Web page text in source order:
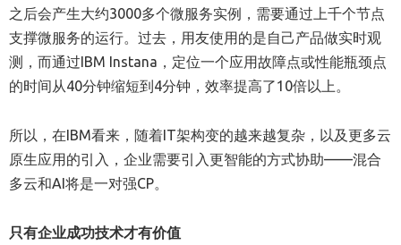
之后会产生大约3000多个微服务实例，需要通过上千个节点
支撑微服务的运行。过去，用友使用的是自己产品做实时观
测，而通过IBM Instana，定位一个应用故障点或性能瓶颈点
的时间从40分钟缩短到4分钟，效率提高了10倍以上。
所以，在IBM看来，随着IT架构变的越来越复杂，以及更多云
原生应用的引入，企业需要引入更智能的方式协助——混合
多云和AI将是一对强CP。
只有企业成功技术才有价值